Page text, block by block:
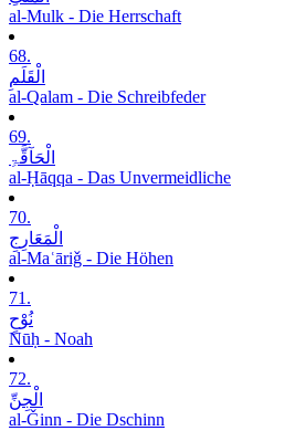
al-Mulk - Die Herrschaft
68.
الْقَلَمِ
al-Qalam - Die Schreibfeder
69.
الْحَآقَّۃِ
al-Ḥāqqa - Das Unvermeidliche
70.
الْمَعَارِجِ
al-Maʿāriǧ - Die Höhen
71.
نُوْحٍ
Nūḥ - Noah
72.
الْجِنِّ
al-Ǧinn - Die Dschinn